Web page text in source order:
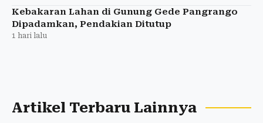
Kebakaran Lahan di Gunung Gede Pangrango
Dipadamkan, Pendakian Ditutup
1 hari lalu
Artikel Terbaru Lainnya